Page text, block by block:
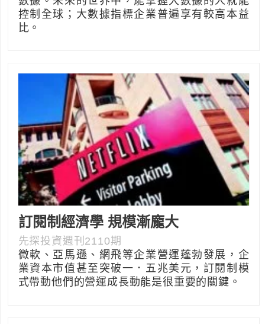
控制全球；大數據指標企業普遍享有較高本益
比。
訂閱制經濟學 規模漸龐大
先探投資週刊2110期
微軟、亞馬遜、網飛等企業營運蓬勃發展，企
業資本市值甚至突破一．五兆美元，訂閱制模
式帶動他們的營運成長動能是很重要的關鍵。